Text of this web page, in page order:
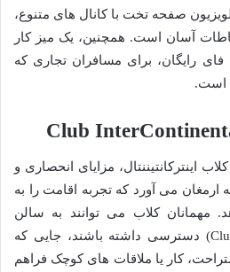
صفحه تخت با کانال های متنوع،
آسان است. همچنین، یک میز کار
فای رایگان، برای مسافران تجاری که
است.
اینترکانتیننتال، مزایای انحصاری و
ارمغان می آورد که تجربه اقامت را به
مهمانان کلاب می توانند به سالن
اختصاصی کلاب (Club Lounge) دسترسی داشته باشند، جایی که
کار یا ملاقات های کوچک فراهم